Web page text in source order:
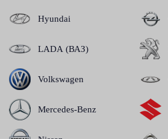
Hyundai
LADA (ВАЗ)
Volkswagen
Mercedes-Benz